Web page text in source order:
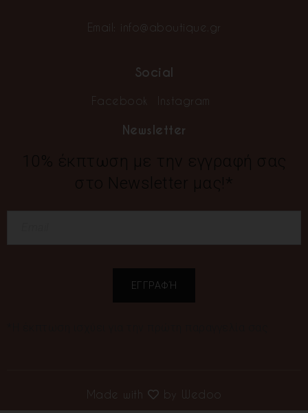
Email: info@aboutique.gr
Social
Facebook Instagram
Newsletter
Made with by Wedoo